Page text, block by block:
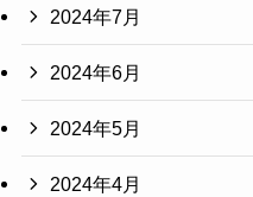
2024年7月
2024年6月
2024年5月
2024年4月